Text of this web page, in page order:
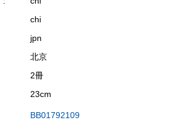
chi
jpn
北京
2冊
23cm
BB01792109